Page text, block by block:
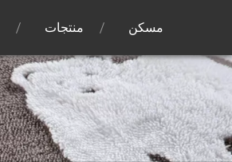
مسكن منتجات